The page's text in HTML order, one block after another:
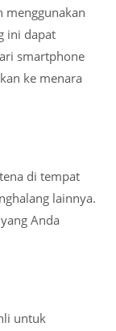
menggunakan
ini dapat
smartphone
ke menara
di tempat
lainnya.
Anda
untuk